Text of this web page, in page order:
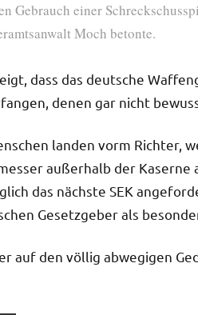
Gebrauch einer
Moch betonte.
dass das deutsche
denen gar nicht
landen vorm Richter,
außerhalb der Kaserne
das nächste SEK
Gesetzgeber als
auf den völlig abwegigen